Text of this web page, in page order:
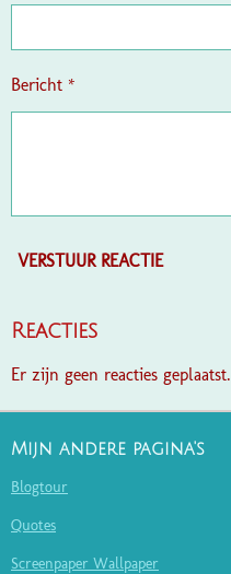
Bericht *
VERSTUUR REACTIE
Reacties
Er zijn geen reacties geplaatst.
Mijn andere pagina's
Blogtour
Quotes
Screenpaper Wallpaper